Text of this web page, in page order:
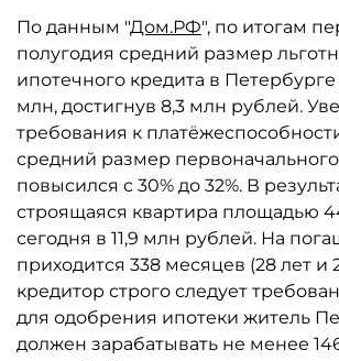
По данным "Дом.РФ", по итогам
полугодия средний размер
ипотечного кредита в
млн, достигнув 8,3 млн рублей.
требования к
средний размер
повысился с 30% до 32%. В
строящаяся квартира площадью
сегодня в 11,9 млн рублей. На
приходится 338 месяцев (28 лет и
кредитор строго следует
для одобрения ипотеки житель
должен зарабатывать не менее